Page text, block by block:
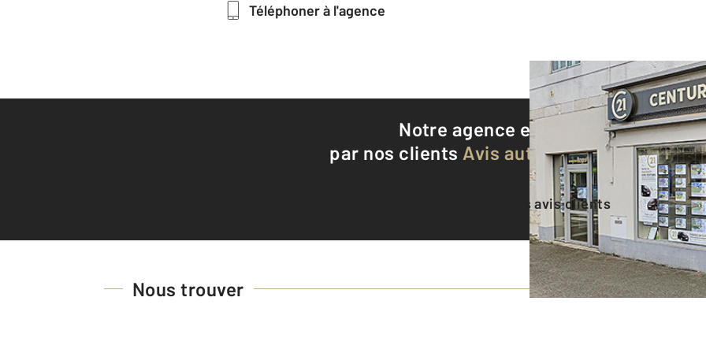
Téléphoner à l'agence
Notre agence est notée9,2/10
par nos clients Avis authentifiés par
Voir tous les avis clients
Nous trouver